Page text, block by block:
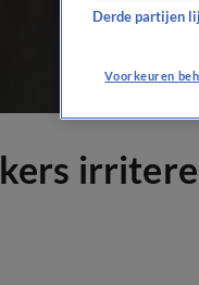
Derde partijen
Voorkeuren